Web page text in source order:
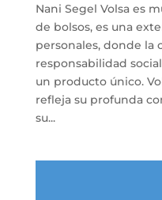
Nani Segel Volsa es
de bolsos, es una
personales, donde la
responsabilidad
un producto único.
refleja su profunda
su...